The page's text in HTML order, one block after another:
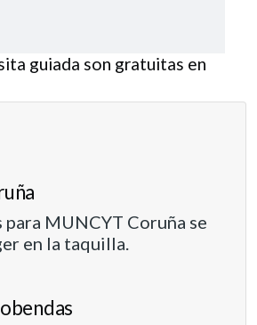
guiada son gratuitas en
para MUNCYT Coruña se
en la taquilla.